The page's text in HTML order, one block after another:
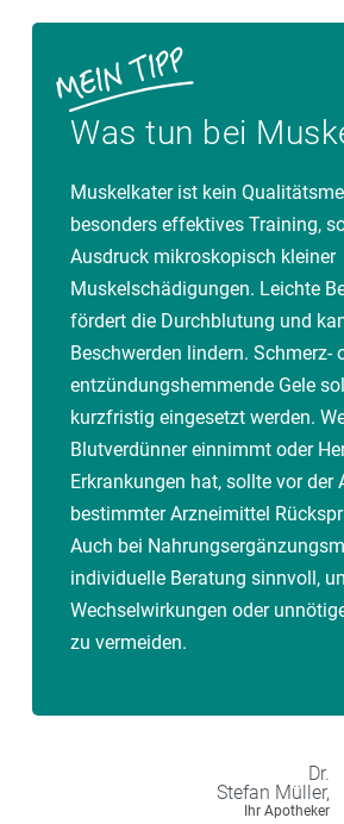
Was tun bei
Muskelkater ist kein
besonders effektives Training,
Ausdruck mikroskopisch kleiner
Muskelschädigungen. Leichte
fördert die Durchblutung und
Beschwerden lindern. Schmerz-
entzündungshemmende Gele
kurzfristig eingesetzt werden.
Blutverdünner einnimmt oder
Erkrankungen hat, sollte vor der
bestimmter Arzneimittel
Auch bei
individuelle Beratung sinnvoll,
Wechselwirkungen oder
zu vermeiden.
Dr.
Stefan Müller,
Ihr Apotheker